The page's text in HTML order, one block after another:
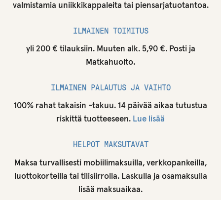
valmistamia uniikkikappaleita tai piensarjatuotantoa.
ILMAINEN TOIMITUS
yli 200 € tilauksiin. Muuten alk. 5,90 €. Posti ja
Matkahuolto.
ILMAINEN PALAUTUS JA VAIHTO
100% rahat takaisin -takuu. 14 päivää aikaa tutustua
riskittä tuotteeseen. Lue lisää
HELPOT MAKSUTAVAT
Maksa turvallisesti mobiilimaksuilla, verkkopankeilla,
luottokorteilla tai tilisiirrolla. Laskulla ja osamaksulla
lisää maksuaikaa.